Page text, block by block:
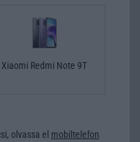
Xiaomi Redmi Note 9T
olvassa el mobiltelefon